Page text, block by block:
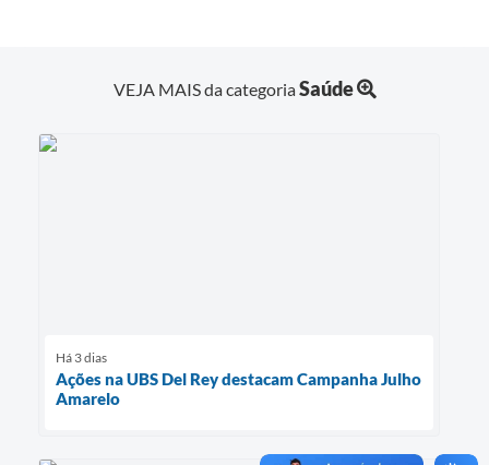
VEJA MAIS da categoriaSaúde
Há 3 dias
Ações na UBS Del Rey destacam Campanha Julho
Amarelo